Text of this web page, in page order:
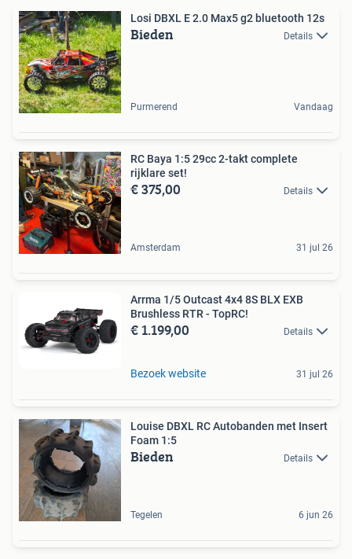
Losi DBXL E 2.0 Max5 g2 bluetooth 12s
Bieden Details
Purmerend Vandaag
RC Baya 1:5 29cc 2-takt complete
rijklare set!
€ 375,00 Details
Amsterdam 31 jul 26
Arrma 1/5 Outcast 4x4 8S BLX EXB
Brushless RTR - TopRC!
€ 1.199,00 Details
Bezoek website 31 jul 26
Louise DBXL RC Autobanden met Insert
Foam 1:5
Bieden Details
Tegelen 6 jun 26